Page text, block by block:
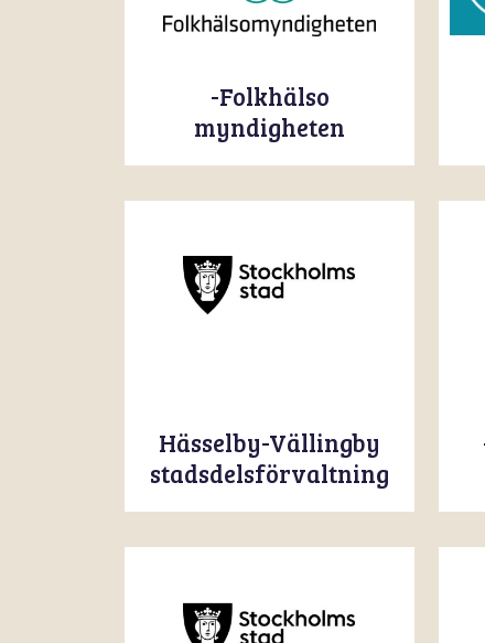
Folkhälso-
myndigheten
Hässelby-Vällingby
stadsdelsförvaltning